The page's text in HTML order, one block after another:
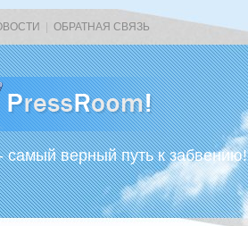
ОБРАТНАЯ СВЯЗЬ
самый верный путь к